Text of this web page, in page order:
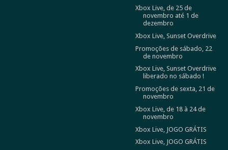
Xbox Live, de 25 de
novembro até 1 de
dezembro
Xbox Live, Sunset Overdrive
Promoções de sábado, 22
de novembro
Xbox Live, Sunset Overdrive
liberado no sábado !
Promoções de sexta, 21 de
novembro
Xbox Live, de 18 à 24 de
novembro
Xbox Live, JOGO GRÁTIS
Xbox Live, JOGO GRÁTIS